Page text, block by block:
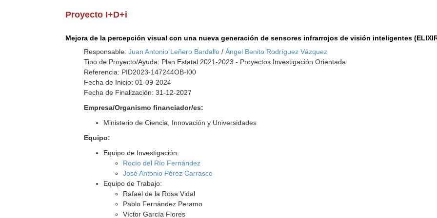
Proyecto I+D+i
Mejora de la percepción visual con una nueva generación de sensores infrarrojos de visión inteligentes
Responsable:Juan Antonio Leñero Bardallo /Ángel Benito Rodríguez Vázquez
Tipo de Proyecto/Ayuda: Plan Estatal 2021-2023 - Proyectos Investigación Orientada
Referencia: PID2023-147244OB-I00
Fecha de Inicio: 01-09-2024
Fecha de Finalización: 31-12-2027
Empresa/Organismo financiador/es:
Ministerio de Ciencia, Innovación y Universidades
Equipo:
Equipo de Investigación:
Rocío del Río Fernández
José Antonio Pérez Carrasco
Equipo de Trabajo:
Rafael de la Rosa Vidal
Pablo Fernández Peramo
Víctor García Flores